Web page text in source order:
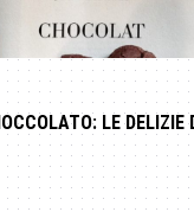
LE DELIZIE